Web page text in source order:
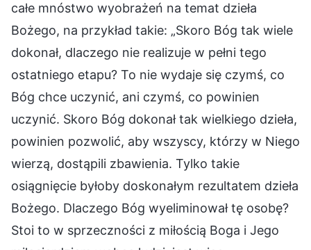
całe mnóstwo wyobrażeń na temat dzieła
Bożego, na przykład takie: „Skoro Bóg tak wiele
dokonał, dlaczego nie realizuje w pełni tego
ostatniego etapu? To nie wydaje się czymś, co
Bóg chce uczynić, ani czymś, co powinien
uczynić. Skoro Bóg dokonał tak wielkiego dzieła,
powinien pozwolić, aby wszyscy, którzy w Niego
wierzą, dostąpili zbawienia. Tylko takie
osiągnięcie byłoby doskonałym rezultatem dzieła
Bożego. Dlaczego Bóg wyeliminował tę osobę?
Stoi to w sprzeczności z miłością Boga i Jego